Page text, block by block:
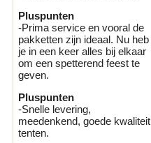
Pluspunten
-Prima service en vooral de
pakketten zijn ideaal. Nu heb
je in een keer alles bij elkaar
om een spetterend feest te
geven.
Pluspunten
-Snelle levering,
meedenkend, goede kwaliteit
tenten.